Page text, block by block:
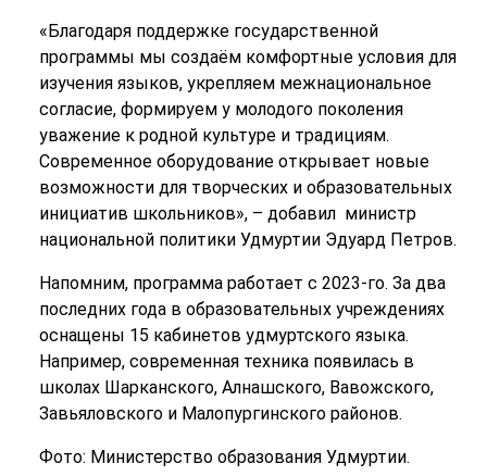
«Благодаря поддержке государственной
программы мы создаём комфортные условия для
изучения языков, укрепляем межнациональное
согласие, формируем у молодого поколения
уважение к родной культуре и традициям.
Современное оборудование открывает новые
возможности для творческих и образовательных
инициатив школьников», – добавил министр
национальной политики Удмуртии Эдуард Петров.
Напомним, программа работает с 2023-го. За два
последних года в образовательных учреждениях
оснащены 15 кабинетов удмуртского языка.
Например, современная техника появилась в
школах Шарканского, Алнашского, Вавожского,
Завьяловского и Малопургинского районов.
Фото: Министерство образования Удмуртии.